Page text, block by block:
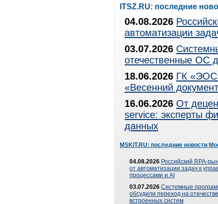
ITSZ.RU: последние
04.08.2026
автоматизации
03.07.2026
отечественные ОС
18.06.2026 ГК
«Весенний
16.06.2026 От
service: эксперты
данных
MSKIT.RU: последние новости
04.08.2026 Российский RPA-
от автоматизации задач к
процессами и AI
03.07.2026 Системные
обсудили переход на
встроенных систем